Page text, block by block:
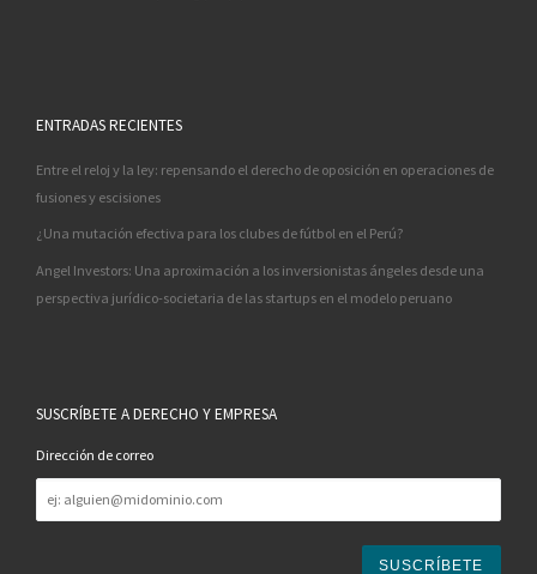
ENTRADAS RECIENTES
Entre el reloj y la ley: repensando el derecho de oposición en operaciones de
fusiones y escisiones
¿Una mutación efectiva para los clubes de fútbol en el Perú?
Angel Investors: Una aproximación a los inversionistas ángeles desde una
perspectiva jurídico-societaria de las startups en el modelo peruano
SUSCRÍBETE A DERECHO Y EMPRESA
Dirección de correo
de
correo